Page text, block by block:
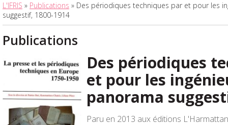
L'IFRIS » Publications » Des périodiques techniques par et pour les
suggestif, 1800-1914
Publications
Des périodiques
et pour les
panorama
Paru en 2013 aux éditions L'Harmattan